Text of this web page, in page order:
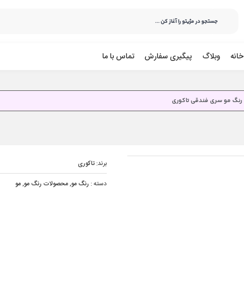
خانه وبلاگ پیگیری سفارش تماس با ما
رنگ مو سری فندقی تاکوری
برند:تاکوری
دسته : رنگ مو,محصولات رنگ مو,مو